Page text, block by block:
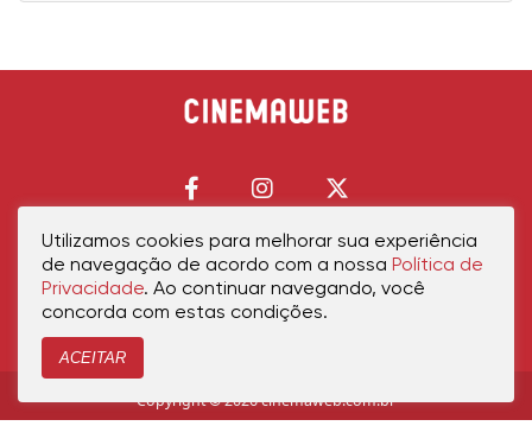
InícioPolítica de PrivacidadePolítica de CookiesContato
Copyright © 2026 cinemaweb.com.br
Utilizamos cookies para melhorar sua experiência
de navegação de acordo com a nossa Política de
Privacidade. Ao continuar navegando, você
concorda com estas condições.
ACEITAR